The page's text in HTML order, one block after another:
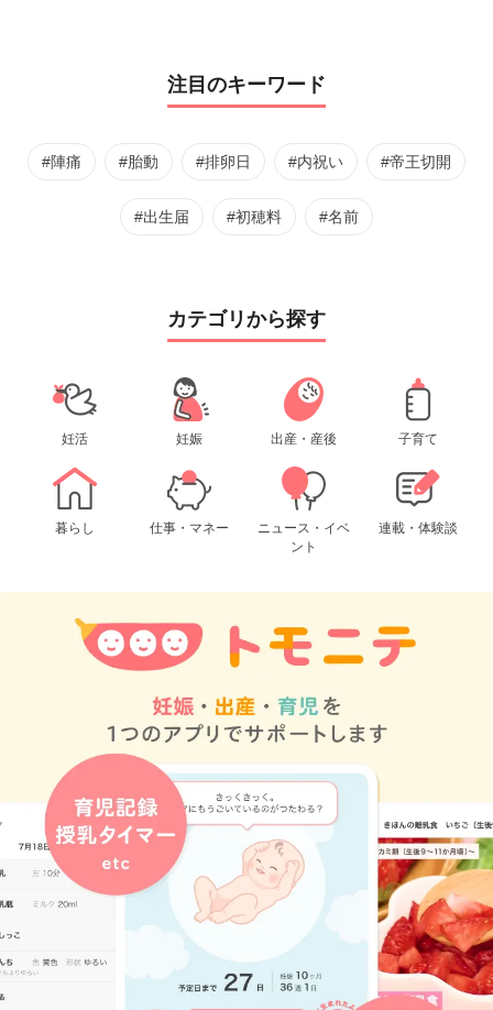
注目のキーワード
#陣痛 #胎動 #排卵日 #内祝い #帝王切開
#出生届 #初穂料 #名前
カテゴリから探す
妊活 妊娠 出産・産後 子育て
暮らし 仕事・マネー
ニュース・イベ
ント
連載・体験談